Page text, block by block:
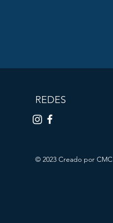
REDES
© 2023 Creado por CMC